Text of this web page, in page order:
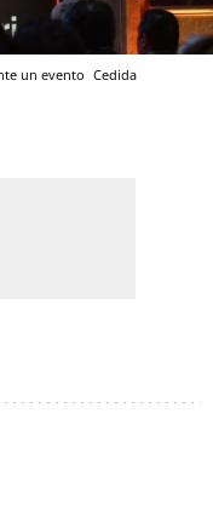
un evento Cedida